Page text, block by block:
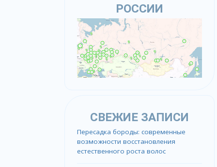
РОССИИ
СВЕЖИЕ ЗАПИСИ
Пересадка бороды: современные
возможности восстановления
естественного роста волос